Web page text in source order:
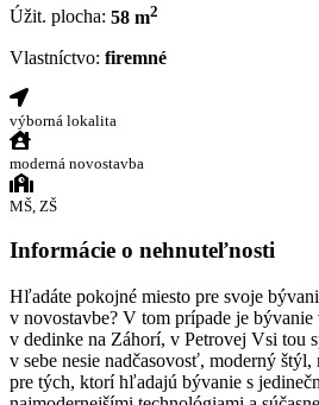
Úžit. plocha: 58 m2
Vlastníctvo: firemné
výborná lokalita
moderná novostavba
MŠ, ZŠ
Informácie o nehnuteľnosti
Hľadáte pokojné miesto pre svoje
v novostavbe? V tom prípade je
v dedinke na Záhorí, v Petrovej Vsi tou
v sebe nesie nadčasovosť, moderný
pre tých, ktorí hľadajú bývanie s